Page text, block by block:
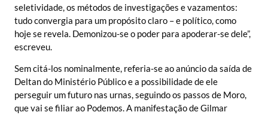
seletividade, os métodos de investigações e vazamentos:
tudo convergia para um propósito claro – e político, como
hoje se revela. Demonizou-se o poder para apoderar-se dele”,
escreveu.
Sem citá-los nominalmente, referia-se ao anúncio da saída de
Deltan do Ministério Público e a possibilidade de ele
perseguir um futuro nas urnas, seguindo os passos de Moro,
que vai se filiar ao Podemos. A manifestação de Gilmar